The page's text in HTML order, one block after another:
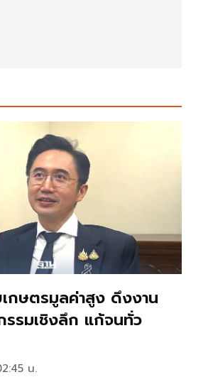
เกษตรมูลค่าสูง ดึงงาน
รมเชิงลึก แก้จนทั่ว
น.